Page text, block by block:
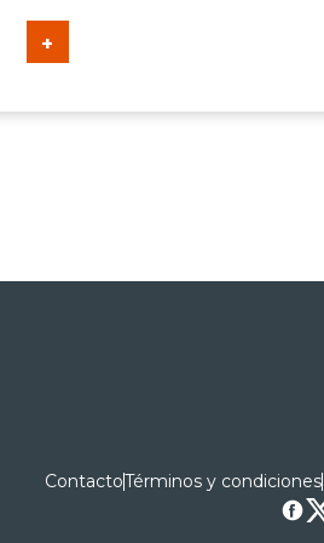
+
ContactoTérminos y condiciones